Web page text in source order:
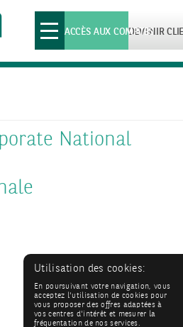
Toggle
navigationDEVENIR
ACCÈS AUX COMPTES
National
Utilisation des cookies:
En poursuivant votre navigation, vous
acceptez l'utilisation de cookies pour
vous proposer des offres adaptées à
vos centres d'intérêt et mesurer la
fréquentation de nos services.